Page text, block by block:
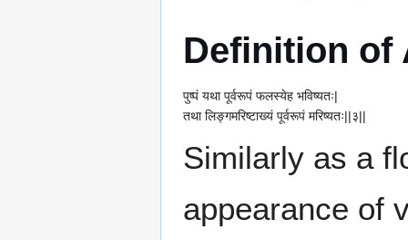
Definition of
पुष्पं यथा पूर्वरूपं फलस्येह भविष्यतः|
तथा लिङ्गमरिष्टाख्यं पूर्वरूपं मरिष्यतः||३||
Similarly as a
appearance of